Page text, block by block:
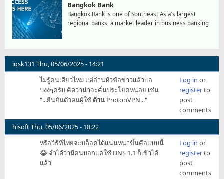
Bangkok Bank
Bangkok Bank is one of Southeast Asia's largest
regional banks, a market leader in business banking
iqsk131 Thu, 05/06/2025 - 14:21
ไม่รู้คนเดียวไหม แต่อ่านห้วข้อข่าวแล้วแอ
บงงๆครับ คิดว่าน่าจะคั่นประโยคหน่อย เช่น
"...ยืนยันตัวตนผู้ใช้ ด้าน ProtonVPN..."
Log in or
registerto
post
comments
hisoftThu, 05/06/2025 - 18:22
หรือวิธีที่ไทยจะบล็อคได้แน่นหนาขึ้นคือแบบนี้
😂 จำได้ว่ามีคนบอกแค่ใช้ DNS 1.1 ก็เข้าได้
แล้ว
Log in or
registerto
post
comments